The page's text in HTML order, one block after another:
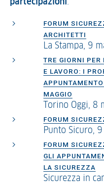
partecipazioni.
FORUM
ARCHITETTI
La Stampa, 9
TRE GIORNI
E LAVORO: I
MAGGIO
Torino Oggi, 8
FORUM
Punto Sicuro,
FORUM
GLI
LA SICUREZZA
Sicurezza in